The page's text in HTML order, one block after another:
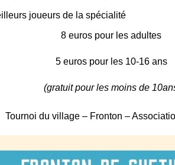
joueurs de la spécialité
8 euros pour les adultes
5 euros pour les 10-16 ans
(gratuit pour les moins de
Tournoi du village – Fronton –